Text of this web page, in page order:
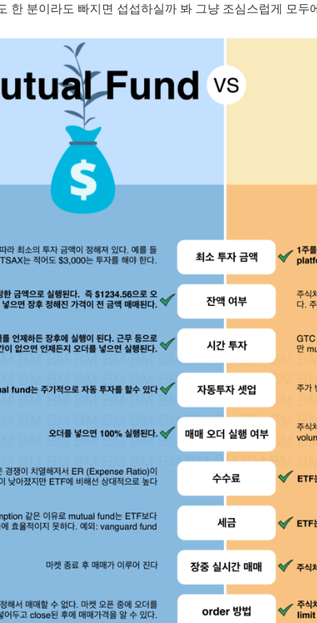
한 분이라도 빠지면 섭섭하실까 봐 그냥 조심스럽게 모두